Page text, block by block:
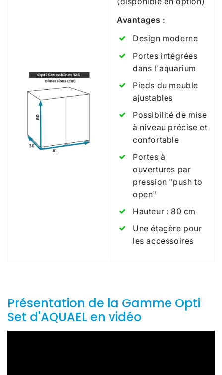
Avantages :
Design moderne
Portes intégrées
dans l'aquarium
Pieds du meuble
ajustables
Possibilité de mise
à niveau précise et
confortable
Portes à
ouvertures par
pression "push to
open"
Hauteur : 80 cm
Une étagère pour
les accessoires
Présentation de la Gamme Opti
Set d'AQUAEL en vidéo